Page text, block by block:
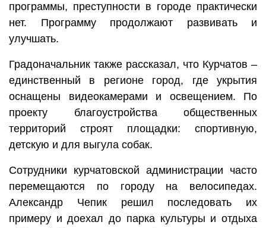
программы, преступности в городе практически
нет. Программу продолжают развивать и
улучшать.
Градоначальник также рассказал, что Курчатов –
единственный в регионе город, где укрытия
оснащены видеокамерами и освещением. По
проекту благоустройства общественных
территорий строят площадки: спортивную,
детскую и для выгула собак.
Сотрудники курчатовской администрации часто
перемещаются по городу на велосипедах.
Александр Чепик решил последовать их
примеру и доехал до парка культуры и отдыха